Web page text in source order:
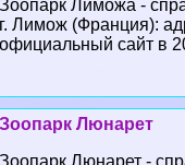
Зоопарк Лиможа -
г. Лимож (Франция):
официальный сайт в
Зоопарк Люнарет
Зоопарк Люнарет -